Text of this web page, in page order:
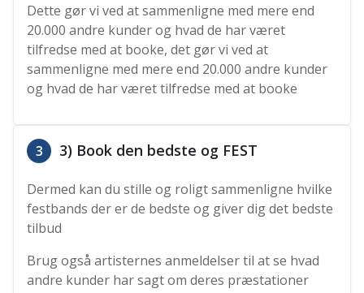
Dette gør vi ved at sammenligne med mere end
20.000 andre kunder og hvad de har været
tilfredse med at booke, det gør vi ved at
sammenligne med mere end 20.000 andre kunder
og hvad de har været tilfredse med at booke
3 3) Book den bedste og FEST
Dermed kan du stille og roligt sammenligne hvilke
festbands der er de bedste og giver dig det bedste
tilbud
Brug også artisternes anmeldelser til at se hvad
andre kunder har sagt om deres præstationer